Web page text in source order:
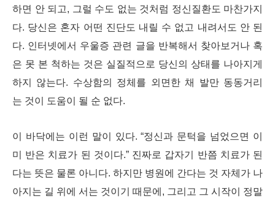
하면 안 되고, 그럴 수도 없는 것처럼 정신질환도 마찬가지
다. 당신은 혼자 어떤 진단도 내릴 수 없고 내려서도 안 된
다. 인터넷에서 우울증 관련 글을 반복해서 찾아보거나 혹
은 못 본 척하는 것은 실질적으로 당신의 상태를 나아지게
하지 않는다. 수상함의 정체를 외면한 채 발만 동동거리
는 것이 도움이 될 순 없다.
이 바닥에는 이런 말이 있다. “정신과 문턱을 넘었으면 이
미 반은 치료가 된 것이다.” 진짜로 갑자기 반쯤 치료가 된
다는 뜻은 물론 아니다. 하지만 병원에 간다는 것 자체가 나
아지는 길 위에 서는 것이기 때문에, 그리고 그 시작이 정말